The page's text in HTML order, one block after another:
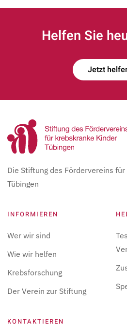
Helfen Sie
Jetzt
Die Stiftung des Fördervereins
Tübingen
INFORMIEREN
Wer wir sind
Wie wir helfen
Krebsforschung
Der Verein zur Stiftung
KONTAKTIEREN